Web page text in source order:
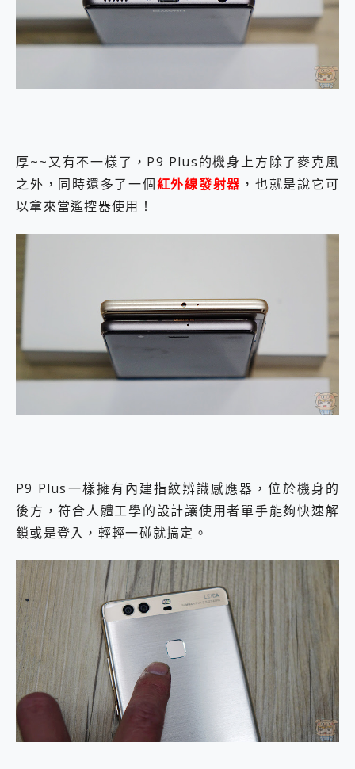
厚~~又有不一樣了，P9 Plus的機身上方除了麥克風
之外，同時還多了一個紅外線發射器 ，也就是說它可
以拿來當遙控器使用！
P9 Plus一樣擁有內建指紋辨識感應器，位於機身的
後方，符合人體工學的設計讓使用者單手能夠快速解
鎖或是登入，輕輕一碰就搞定。